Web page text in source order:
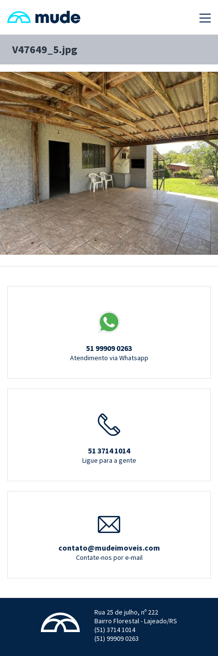
V47649_5.jpg
51 99909 0263
Atendimento via Whatsapp
51 3714 1014
Ligue para a gente
contato@mudeimoveis.com
Contate-nos por e-mail
Rua 25 de julho, nº 222
Bairro Florestal - Lajeado/RS
(51) 3714 1014
(51) 99909 0263